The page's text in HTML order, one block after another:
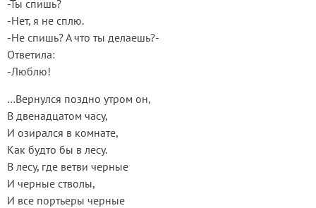
-Ты спишь?
-Нет, я не сплю.
-Не спишь? А что ты делаешь?-
Ответила:
-Люблю!
…Вернулся поздно утром он,
В двенадцатом часу,
И озирался в комнате,
Как будто бы в лесу.
В лесу, где ветви черные
И черные стволы,
И все портьеры черные